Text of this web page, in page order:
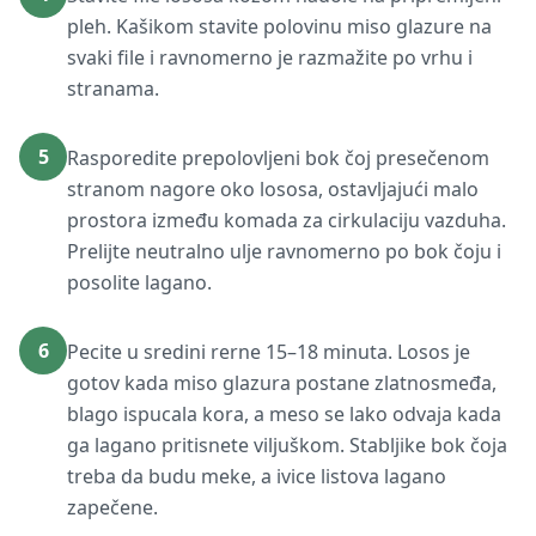
pleh. Kašikom stavite polovinu miso glazure na
svaki file i ravnomerno je razmažite po vrhu i
stranama.
5
Rasporedite prepolovljeni bok čoj presečenom
stranom nagore oko lososa, ostavljajući malo
prostora između komada za cirkulaciju vazduha.
Prelijte neutralno ulje ravnomerno po bok čoju i
posolite lagano.
6
Pecite u sredini rerne 15–18 minuta. Losos je
gotov kada miso glazura postane zlatnosmeđa,
blago ispucala kora, a meso se lako odvaja kada
ga lagano pritisnete viljuškom. Stabljike bok čoja
treba da budu meke, a ivice listova lagano
zapečene.